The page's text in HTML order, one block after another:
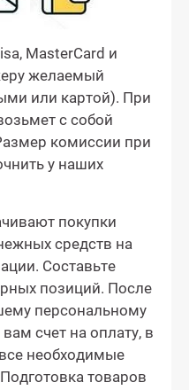
MasterCard и
желаемый
или картой). При
с собой
комиссии при
у наших
покупки
средств на
Составьте
позиций. После
персональному
счет на оплату, в
необходимые
товаров